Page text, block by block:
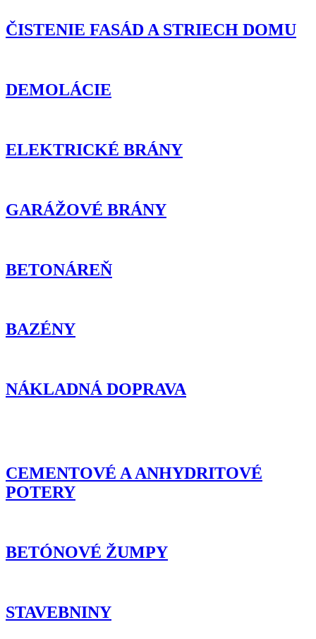
ČISTENIE FASÁD A STRIECH DOMU
DEMOLÁCIE
ELEKTRICKÉ BRÁNY
GARÁŽOVÉ BRÁNY
BETONÁREŇ
BAZÉNY
NÁKLADNÁ DOPRAVA
CEMENTOVÉ A ANHYDRITOVÉ
POTERY
BETÓNOVÉ ŽUMPY
STAVEBNINY